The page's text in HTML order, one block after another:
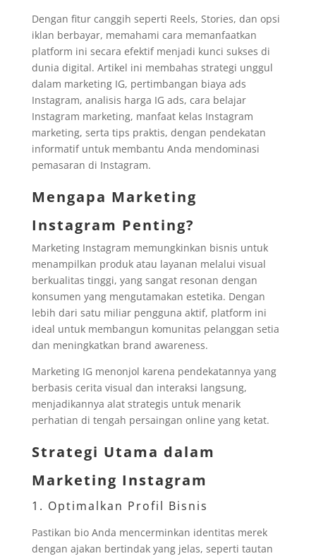
Dengan fitur canggih seperti Reels, Stories, dan opsi
iklan berbayar, memahami cara memanfaatkan
platform ini secara efektif menjadi kunci sukses di
dunia digital. Artikel ini membahas strategi unggul
dalam marketing IG, pertimbangan biaya ads
Instagram, analisis harga IG ads, cara belajar
Instagram marketing, manfaat kelas Instagram
marketing, serta tips praktis, dengan pendekatan
informatif untuk membantu Anda mendominasi
pemasaran di Instagram.
Mengapa Marketing
Instagram Penting?
Marketing Instagram memungkinkan bisnis untuk
menampilkan produk atau layanan melalui visual
berkualitas tinggi, yang sangat resonan dengan
konsumen yang mengutamakan estetika. Dengan
lebih dari satu miliar pengguna aktif, platform ini
ideal untuk membangun komunitas pelanggan setia
dan meningkatkan brand awareness.
Marketing IG menonjol karena pendekatannya yang
berbasis cerita visual dan interaksi langsung,
menjadikannya alat strategis untuk menarik
perhatian di tengah persaingan online yang ketat.
Strategi Utama dalam
Marketing Instagram
1. Optimalkan Profil Bisnis
Pastikan bio Anda mencerminkan identitas merek
dengan ajakan bertindak yang jelas, seperti tautan